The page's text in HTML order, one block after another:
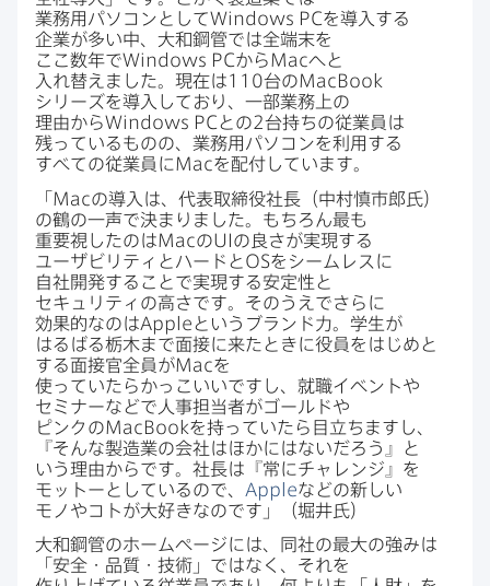
業務用パソコンと​してWindows PCを​導入する​
企業が​多い中、​大和鋼管では​全端末を​
ここ数年でWindows PCからMacへと​
入れ替えました。​現在は110台のMacBook
シリーズを​導入しており、​一部​業務上の​
理由からWindows PCとの2台持ちの​従業員は​
残っている​ものの、​業務用パソコンを​利用する​
すべての​従業員にMacを​配付しています。
「 Macの​導入は、​代表取締役社長​（中村慎市郎氏）
の​鶴の​一声で​決まりました。​もちろん​最も​
重要視したのはMacのUI の​良さが​実現する​
ユーザビリティと​ハードと OSを​シームレスに​
自社開発する​ことで​実現する​安定性と​
セキュリティの​高さです。​そのうえで​さらに​
効果的なのはAppleと​いう​ブランド力。​学生が​
はるばる​栃木まで​面接に​来た​ときに​役員を​はじめと​
する​面接官全員がMacを​
使っていたらかっこいいですし、​就職イベントや​
セミナーなどで​人事担当者が​ゴールドや​
ピンクのMacBookを​持っていたら​目立ちますし、​
『そんな​製造業の​会社は​ほかには​ないだろう』と​
いう​理由からです。​社長は​『常に​チャレンジ』を​
モットーと​しているので、 Appleなどの​新しい​
モノや​コトが​大好きなのです」​（堀井氏）
大和鋼管の​ホームページには、​同社の​最大の​強みは​
「安全・​品質・技術」ではなく、​それを​